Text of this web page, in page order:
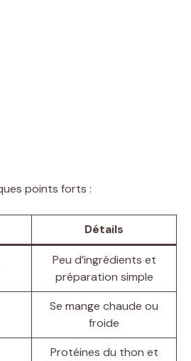
points forts :
Détails
Peu d’ingrédients et
préparation simple
Se mange chaude ou
froide
Protéines du thon et